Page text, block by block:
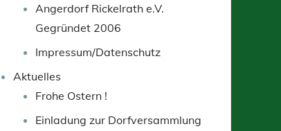
Angerdorf Rickelrath e.V.
Gegründet 2006
Impressum/Datenschutz
Aktuelles
Frohe Ostern !
Einladung zur Dorfversammlung